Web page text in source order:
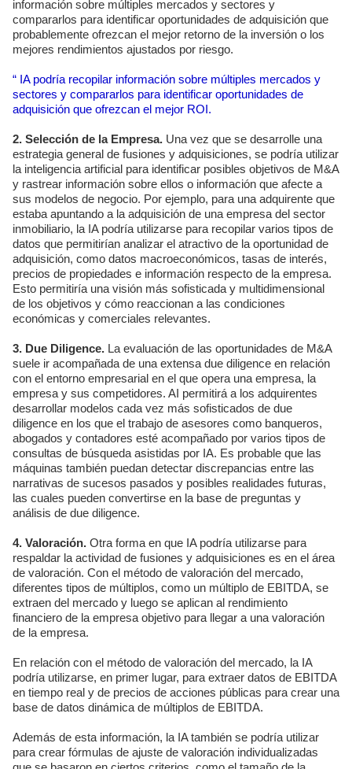
información sobre múltiples mercados y sectores y
compararlos para identificar oportunidades de adquisición que
probablemente ofrezcan el mejor retorno de la inversión o los
mejores rendimientos ajustados por riesgo.
“ IA podría recopilar información sobre múltiples mercados y
sectores y compararlos para identificar oportunidades de
adquisición que ofrezcan el mejor ROI.
2. Selección de la Empresa. Una vez que se desarrolle una
estrategia general de fusiones y adquisiciones, se podría utilizar
la inteligencia artificial para identificar posibles objetivos de M&A
y rastrear información sobre ellos o información que afecte a
sus modelos de negocio. Por ejemplo, para una adquirente que
estaba apuntando a la adquisición de una empresa del sector
inmobiliario, la IA podría utilizarse para recopilar varios tipos de
datos que permitirían analizar el atractivo de la oportunidad de
adquisición, como datos macroeconómicos, tasas de interés,
precios de propiedades e información respecto de la empresa.
Esto permitiría una visión más sofisticada y multidimensional
de los objetivos y cómo reaccionan a las condiciones
económicas y comerciales relevantes.
3. Due Diligence. La evaluación de las oportunidades de M&A
suele ir acompañada de una extensa due diligence en relación
con el entorno empresarial en el que opera una empresa, la
empresa y sus competidores. AI permitirá a los adquirentes
desarrollar modelos cada vez más sofisticados de due
diligence en los que el trabajo de asesores como banqueros,
abogados y contadores esté acompañado por varios tipos de
consultas de búsqueda asistidas por IA. Es probable que las
máquinas también puedan detectar discrepancias entre las
narrativas de sucesos pasados y posibles realidades futuras,
las cuales pueden convertirse en la base de preguntas y
análisis de due diligence.
4. Valoración. Otra forma en que IA podría utilizarse para
respaldar la actividad de fusiones y adquisiciones es en el área
de valoración. Con el método de valoración del mercado,
diferentes tipos de múltiplos, como un múltiplo de EBITDA, se
extraen del mercado y luego se aplican al rendimiento
financiero de la empresa objetivo para llegar a una valoración
de la empresa.
En relación con el método de valoración del mercado, la IA
podría utilizarse, en primer lugar, para extraer datos de EBITDA
en tiempo real y de precios de acciones públicas para crear una
base de datos dinámica de múltiplos de EBITDA.
Además de esta información, la IA también se podría utilizar
para crear fórmulas de ajuste de valoración individualizadas